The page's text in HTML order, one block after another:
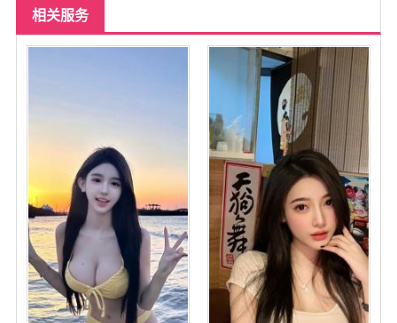
相关服务